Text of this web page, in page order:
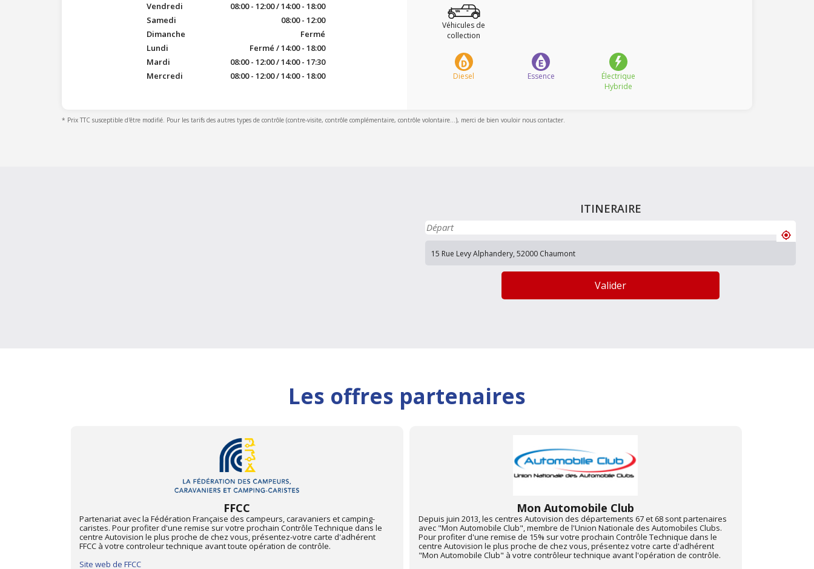
Vendredi
08:00 - 12:00 / 14:00 - 18:00
Samedi
08:00 - 12:00
Dimanche
Fermé
Lundi
Fermé / 14:00 - 18:00
Mardi
08:00 - 12:00 / 14:00 - 17:30
Mercredi
08:00 - 12:00 / 14:00 - 18:00
Véhicules de
collection
Diesel Essence
Électrique
Hybride
* Prix TTC susceptible d'être modifié. Pour les tarifs des autres types de contrôle (contre-visite, contrôle complémentaire, contrôle volontaire...), merci de bien vouloir nous contacter.
ITINERAIRE
Valider
Les offres partenaires
Mon Automobile Club
Depuis juin 2013, les centres Autovision des départements 67 et 68 sont partenaires
avec "Mon Automobile Club", membre de l'Union Nationale des Automobiles Clubs.
Pour profiter d'une remise de 15% sur votre prochain Contrôle Technique dans le
centre Autovision le plus proche de chez vous, présentez votre carte d'adhérent
FFCC
Partenariat avec la Fédération Française des campeurs, caravaniers et camping-
caristes. Pour profiter d'une remise sur votre prochain Contrôle Technique dans le
centre Autovision le plus proche de chez vous, présentez-votre carte d'adhérent
FFCC à votre controleur technique avant toute opération de contrôle.